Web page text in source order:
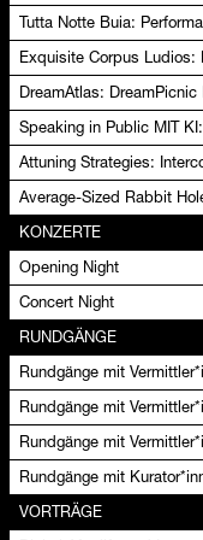
Tutta Notte Buia:
Exquisite Corpus Ludios:
DreamAtlas: DreamPicnic
Speaking in Public MIT
Average-Sized Rabbit
KONZERTE
Opening Night
Concert Night
RUNDGÄNGE
Rundgänge mit
Rundgänge mit
Rundgänge mit
Rundgänge mit
VORTRÄGE